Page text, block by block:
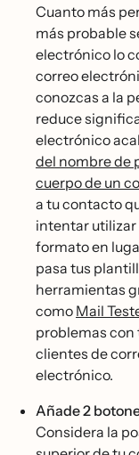
Cuanto más
más probable
electrónico lo
correo
conozcas a la
reduce
electrónico
del nombre de
cuerpo de un
a tu contacto
intentar utilizar
formato en
pasa tus
herramientas
como Mail
problemas con
clientes de
electrónico.
Añade 2
Considera la